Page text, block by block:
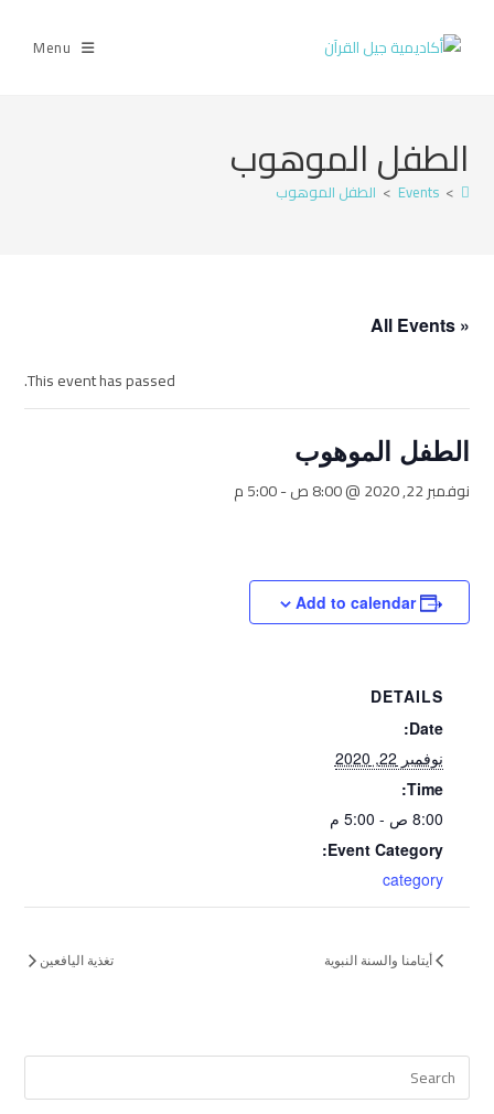
Menu
الطفل الموهوب
>
Events
> الطفل الموهوب
« All Events
This event has passed.
الطفل الموهوب
نوفمبر 22, 2020 @ 8:00 ص -5:00 م
Add to calendar
DETAILS
Date:
نوفمبر 22, 2020
Time:
8:00 ص - 5:00 م
Event Category:
category
أيتامنا والسنة النبوية تغذية اليافعين